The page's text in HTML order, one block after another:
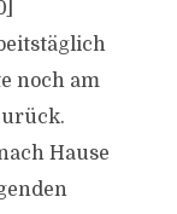
]
noch am
Hause